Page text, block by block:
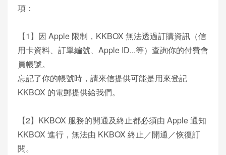
項：
【1】因 Apple 限制，KKBOX 無法透過訂購資訊（信
用卡資料、訂單編號、Apple ID...等）查詢你的付費會
員帳號。
忘記了你的帳號時，請來信提供可能是用來登記
KKBOX 的電郵提供給我們。
【2】KKBOX 服務的開通及終止都必須由 Apple 通知
KKBOX 進行，無法由 KKBOX 終止／開通／恢復訂
閱。